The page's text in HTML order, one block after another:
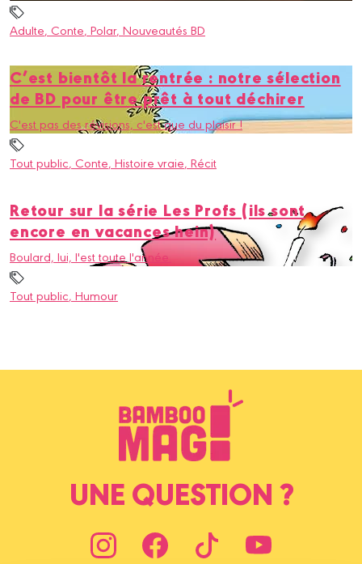
Adulte, Conte, Polar, Nouveautés BD
C’est bientôt la rentrée : notre sélection
de BD pour être prêt à tout déchirer
C'est pas des révisions, c'est que du plaisir !
Tout public, Conte, Histoire vraie, Récit
Retour sur la série Les Profs (ils sont
encore en vacances hein)
Boulard, lui, l'est toute l'année.
Tout public, Humour
UNE QUESTION ?